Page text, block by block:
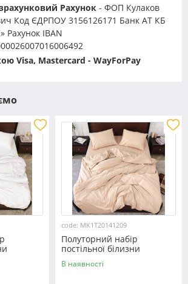
Рахунок - ФОП Кулаков
Код ЄДРПОУ 3156126171 Банк АТ КБ
Рахунок IBAN
Visa, Mastercard - WayForPay
code: MK1T20141209
Полуторний набір
постільної білизни
150*220 із мікрофібри
№20141209 Черешенка™
В наявності